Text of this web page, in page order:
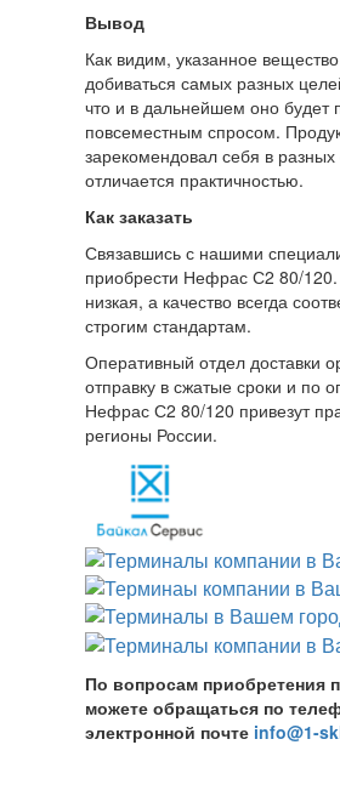
Вывод
Как видим, указанное
добиваться самых разных
что и в дальнейшем оно будет
повсеместным спросом.
зарекомендовал себя в разных
отличается практичностью.
Как заказать
Связавшись с нашими
приобрести Нефрас С2 80/
низкая, а качество всегда
строгим стандартам.
Оперативный отдел доставки
отправку в сжатые сроки и по
Нефрас С2 80/120 привезут
регионы России.
По вопросам приобретения
можете обращаться по
электронной почте info@1-